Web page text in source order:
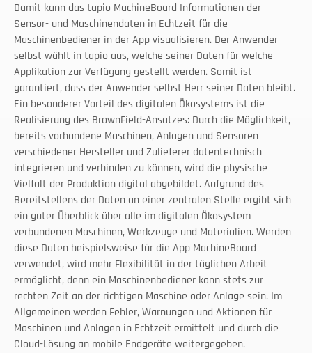
Damit kann das tapio MachineBoard Informationen der
Sensor- und Maschinendaten in Echtzeit für die
Maschinenbediener in der App visualisieren. Der Anwender
selbst wählt in tapio aus, welche seiner Daten für welche
Applikation zur Verfügung gestellt werden. Somit ist
garantiert, dass der Anwender selbst Herr seiner Daten bleibt.
Ein besonderer Vorteil des digitalen Ökosystems ist die
Realisierung des BrownField-Ansatzes: Durch die Möglichkeit,
bereits vorhandene Maschinen, Anlagen und Sensoren
verschiedener Hersteller und Zulieferer datentechnisch
integrieren und verbinden zu können, wird die physische
Vielfalt der Produktion digital abgebildet. Aufgrund des
Bereitstellens der Daten an einer zentralen Stelle ergibt sich
ein guter Überblick über alle im digitalen Ökosystem
verbundenen Maschinen, Werkzeuge und Materialien. Werden
diese Daten beispielsweise für die App MachineBoard
verwendet, wird mehr Flexibilität in der täglichen Arbeit
ermöglicht, denn ein Maschinenbediener kann stets zur
rechten Zeit an der richtigen Maschine oder Anlage sein. Im
Allgemeinen werden Fehler, Warnungen und Aktionen für
Maschinen und Anlagen in Echtzeit ermittelt und durch die
Cloud-Lösung an mobile Endgeräte weitergegeben.